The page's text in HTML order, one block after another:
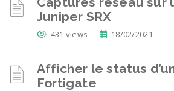
Juniper SRX
431 views 18/02/2021
Afficher le status
Fortigate